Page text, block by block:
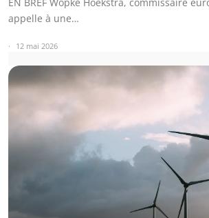
EN BREF Wopke Hoekstra, commissaire
appelle à une…
12 mai 2026